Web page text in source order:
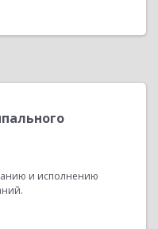
и исполнению